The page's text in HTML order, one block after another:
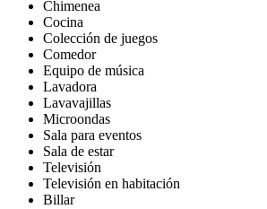
Chimenea
Cocina
Colección de juegos
Comedor
Equipo de música
Lavadora
Lavavajillas
Microondas
Sala para eventos
Sala de estar
Televisión
Televisión en habitación
Billar